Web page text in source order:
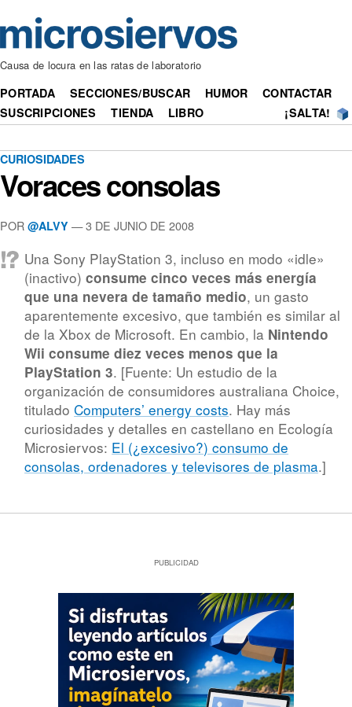
Causa de locura en las ratas de laboratorio
PORTADA SECCIONES/BUSCAR HUMOR
CONTACTAR
SUSCRIPCIONES
TIENDA LIBRO ¡SALTA!
CURIOSIDADES
Voraces consolas
POR @ALVY — 3 DE JUNIO DE 2008
Una Sony PlayStation 3, incluso en modo «idle»
(inactivo)consume cinco veces más energía
que una nevera de tamaño medio, un gasto
aparentemente excesivo, que también es similar al
de la Xbox de Microsoft. En cambio, la Nintendo
Wii consume diez veces menos que la
PlayStation 3. [Fuente: Un estudio de la
organización de consumidores australiana Choice,
tituladoComputers’ energy costs. Hay más
curiosidades y detalles en castellano en Ecología
Microsiervos: El (¿excesivo?) consumo de
consolas, ordenadores y televisores de plasma.]
PUBLICIDAD